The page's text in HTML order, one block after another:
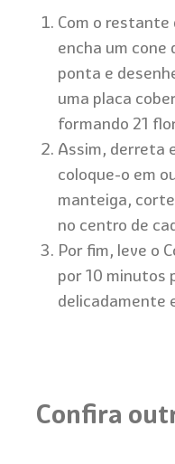
Com o
encha um
ponta e
uma placa
formando 21
Assim, derreta
coloque-o em
manteiga,
no centro de
Por fim, leve o
por 10 minutos
delicadamente
Confira